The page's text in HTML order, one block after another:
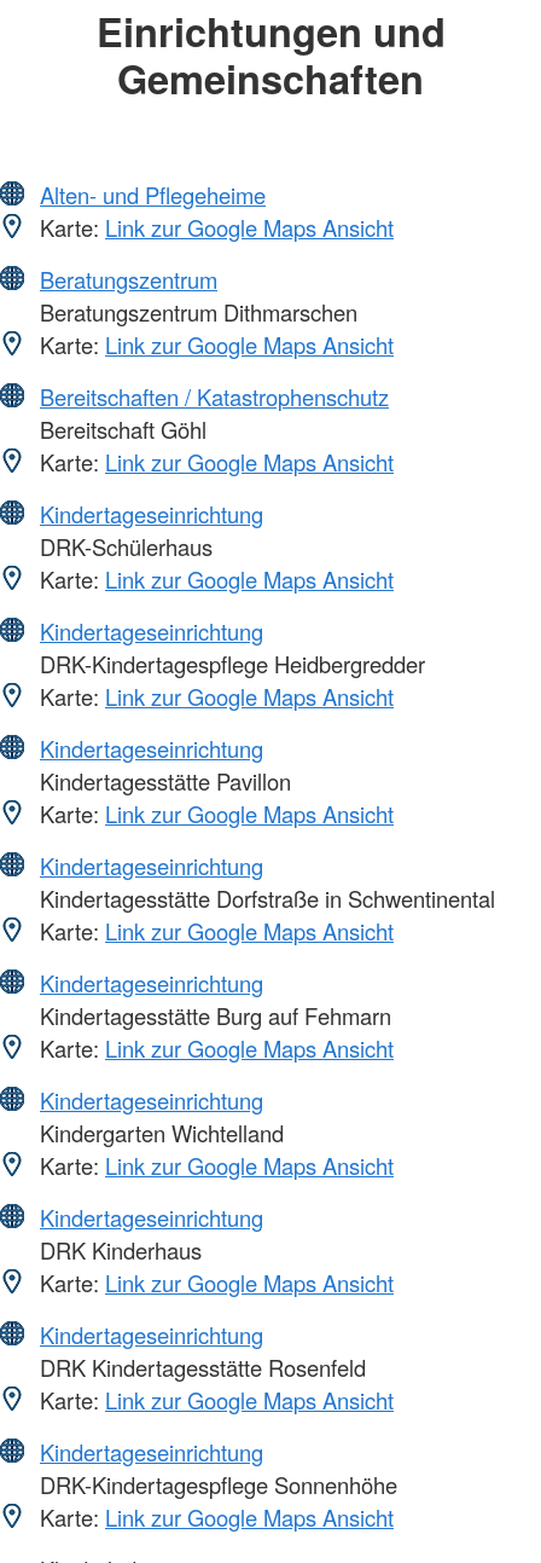
Einrichtungen und
Gemeinschaften
Alten- und Pflegeheime
Karte: Link zur Google Maps Ansicht
Beratungszentrum
Beratungszentrum Dithmarschen
Karte: Link zur Google Maps Ansicht
Bereitschaften / Katastrophenschutz
Bereitschaft Göhl
Karte: Link zur Google Maps Ansicht
Kindertageseinrichtung
DRK-Schülerhaus
Karte: Link zur Google Maps Ansicht
Kindertageseinrichtung
DRK-Kindertagespflege Heidbergredder
Karte: Link zur Google Maps Ansicht
Kindertageseinrichtung
Kindertagesstätte Pavillon
Karte: Link zur Google Maps Ansicht
Kindertageseinrichtung
Kindertagesstätte Dorfstraße in Schwentinental
Karte: Link zur Google Maps Ansicht
Kindertageseinrichtung
Kindertagesstätte Burg auf Fehmarn
Karte: Link zur Google Maps Ansicht
Kindertageseinrichtung
Kindergarten Wichtelland
Karte: Link zur Google Maps Ansicht
Kindertageseinrichtung
DRK Kinderhaus
Karte: Link zur Google Maps Ansicht
Kindertageseinrichtung
DRK Kindertagesstätte Rosenfeld
Karte: Link zur Google Maps Ansicht
Kindertageseinrichtung
DRK-Kindertagespflege Sonnenhöhe
Karte: Link zur Google Maps Ansicht